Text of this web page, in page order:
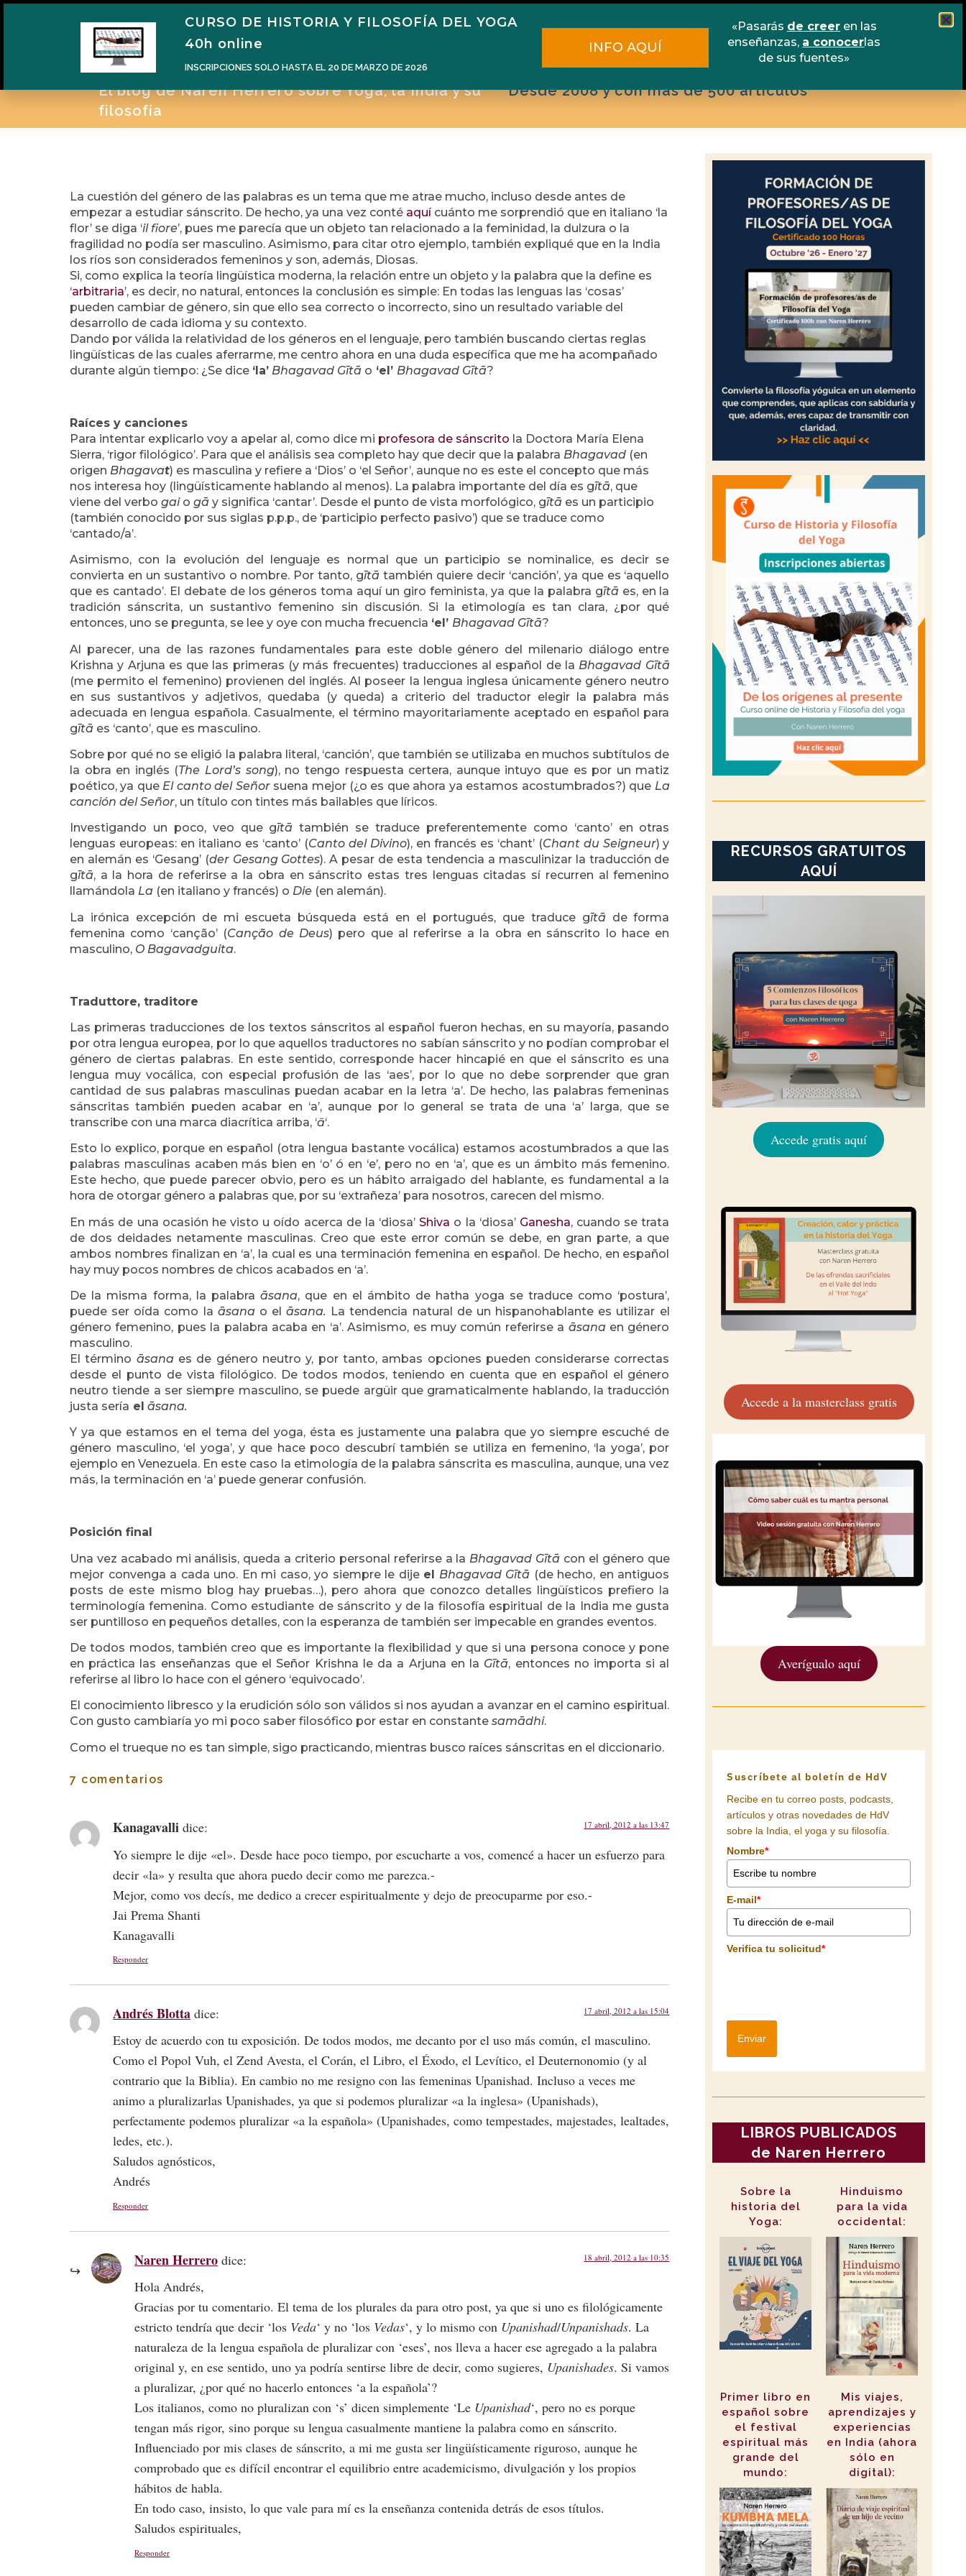
Home Narén Herrero Blog Libros Contacto
El blog de Naren Herrero sobre Yoga, la India y su
filosofía
Desde 2008 y con más de 500 artículos
La cuestión del género de las palabras es un tema que me atrae mucho, incluso desde antes de
empezar a estudiar sánscrito. De hecho, ya una vez conté aquícuánto me sorprendió que en italiano ‘la
flor’ se diga ‘il fiore’, pues me parecía que un objeto tan relacionado a la feminidad, la dulzura o la
fragilidad no podía ser masculino. Asimismo, para citar otro ejemplo, también expliqué que en la India
los ríos son considerados femeninos y son, además, Diosas.
Si, como explica la teoría lingüística moderna, la relación entre un objeto y la palabra que la define es
‘arbitraria’, es decir, no natural, entonces la conclusión es simple: En todas las lenguas las ‘cosas’
pueden cambiar de género, sin que ello sea correcto o incorrecto, sino un resultado variable del
desarrollo de cada idioma y su contexto.
Dando por válida la relatividad de los géneros en el lenguaje, pero también buscando ciertas reglas
lingüísticas de las cuales aferrarme, me centro ahora en una duda específica que me ha acompañado
durante algún tiempo: ¿Se dice ‘la’ Bhagavad Gītā o ‘el’ Bhagavad Gītā?
Raíces y canciones
Para intentar explicarlo voy a apelar al, como dice mi profesora de sánscrito la Doctora María Elena
Sierra, ‘rigor filológico’. Para que el análisis sea completo hay que decir que la palabra Bhagavad (en
origen Bhagavat) es masculina y refiere a ‘Dios’ o ‘el Señor’, aunque no es este el concepto que más
nos interesa hoy (lingüísticamente hablando al menos). La palabra importante del día es gītā, que
viene del verbo gai o gā y significa ‘cantar’. Desde el punto de vista morfológico, gītā es un participio
(también conocido por sus siglas p.p.p., de ‘participio perfecto pasivo’) que se traduce como
‘cantado/a’.
Asimismo, con la evolución del lenguaje es normal que un participio se nominalice, es decir se
convierta en un sustantivo o nombre. Por tanto, gītātambién quiere decir ‘canción’, ya que es ‘aquello
que es cantado’. El debate de los géneros toma aquí un giro feminista, ya que la palabra gītāes, en la
tradición sánscrita, un sustantivo femenino sin discusión. Si la etimología es tan clara, ¿por qué
entonces, uno se pregunta, se lee y oye con mucha frecuencia ‘el’ Bhagavad Gītā?
Al parecer, una de las razones fundamentales para este doble género del milenario diálogo entre
Krishna y Arjuna es que las primeras (y más frecuentes) traducciones al español de la Bhagavad Gītā
(me permito el femenino) provienen del inglés. Al poseer la lengua inglesa únicamente género neutro
en sus sustantivos y adjetivos, quedaba (y queda) a criterio del traductor elegir la palabra más
adecuada en lengua española. Casualmente, el término mayoritariamente aceptado en español para
gītā es ‘canto’, que es masculino.
Sobre por qué no se eligió la palabra literal, ‘canción’, que también se utilizaba en muchos subtítulos de
la obra en inglés (The Lord’s song), no tengo respuesta certera, aunque intuyo que es por un matiz
poético, ya que El canto del Señorsuena mejor (¿o es que ahora ya estamos acostumbrados?) que La
canción del Señor, un título con tintes más bailables que líricos.
Investigando un poco, veo que gītā también se traduce preferentemente como ‘canto’ en otras
lenguas europeas: en italiano es ‘canto’ (Canto del Divino), en francés es ‘chant’ (Chant du Seigneur) y
en alemán es ‘Gesang’ (der Gesang Gottes). A pesar de esta tendencia a masculinizar la traducción de
gītā, a la hora de referirse a la obra en sánscrito estas tres lenguas citadas sí recurren al femenino
llamándola La (en italiano y francés) o Die (en alemán).
La irónica excepción de mi escueta búsqueda está en el portugués, que traduce gītāde forma
femenina como ‘canção’ (Canção de Deus) pero que al referirse a la obra en sánscrito lo hace en
masculino, O Bagavadguita.
Traduttore, traditore
Las primeras traducciones de los textos sánscritos al español fueron hechas, en su mayoría, pasando
por otra lengua europea, por lo que aquellos traductores no sabían sánscrito y no podían comprobar el
género de ciertas palabras. En este sentido, corresponde hacer hincapié en que el sánscrito es una
lengua muy vocálica, con especial profusión de las ‘aes’, por lo que no debe sorprender que gran
cantidad de sus palabras masculinas puedan acabar en la letra ‘a’. De hecho, las palabras femeninas
sánscritas también pueden acabar en ‘a’, aunque por lo general se trata de una ‘a’ larga, que se
transcribe con una marca diacrítica arriba, ‘ā‘.
Esto lo explico, porque en español (otra lengua bastante vocálica) estamos acostumbrados a que las
palabras masculinas acaben más bien en ‘o’ ó en ‘e’, pero no en ‘a’, que es un ámbito más femenino.
Este hecho, que puede parecer obvio, pero es un hábito arraigado del hablante, es fundamental a la
hora de otorgar género a palabras que, por su ‘extrañeza’ para nosotros, carecen del mismo.
En más de una ocasión he visto u oído acerca de la ‘diosa’Shiva o la ‘diosa’ Ganesha, cuando se trata
de dos deidades netamente masculinas. Creo que este error común se debe, en gran parte, a que
ambos nombres finalizan en ‘a’, la cual es una terminación femenina en español. De hecho, en español
hay muy pocos nombres de chicos acabados en ‘a’.
De la misma forma, la palabraāsana, que en el ámbito de hatha yoga se traduce como ‘postura’,
puede ser oída como la āsanao elāsana. La tendencia natural de un hispanohablante es utilizar el
género femenino, pues la palabra acaba en ‘a’. Asimismo, es muy común referirse a āsana en género
masculino.
El término āsanaes de género neutro y, por tanto, ambas opciones pueden considerarse correctas
desde el punto de vista filológico. De todos modos, teniendo en cuenta que en español el género
neutro tiende a ser siempre masculino, se puede argüir que gramaticalmente hablando, la traducción
justa sería el āsana.
Y ya que estamos en el tema del yoga, ésta es justamente una palabra que yo siempre escuché de
género masculino, ‘el yoga’, y que hace poco descubrí también se utiliza en femenino, ‘la yoga’, por
ejemplo en Venezuela. En este caso la etimología de la palabra sánscrita es masculina, aunque, una vez
más, la terminación en ‘a’ puede generar confusión.
Posición final
Una vez acabado mi análisis, queda a criterio personal referirse a la Bhagavad Gītā con el género que
mejor convenga a cada uno. En mi caso, yo siempre le dije el Bhagavad Gītā (de hecho, en antiguos
posts de este mismo blog hay pruebas…), pero ahora que conozco detalles lingüísticos prefiero la
terminología femenina. Como estudiante de sánscrito y de la filosofía espiritual de la India me gusta
ser puntilloso en pequeños detalles, con la esperanza de también ser impecable en grandes eventos.
De todos modos, también creo que es importante la flexibilidad y que si una persona conoce y pone
en práctica las enseñanzas que el Señor Krishna le da a Arjuna en la Gītā, entonces no importa si al
referirse al libro lo hace con el género ‘equivocado’.
El conocimiento libresco y la erudición sólo son válidos si nos ayudan a avanzar en el camino espiritual.
Con gusto cambiaría yo mi poco saber filosófico por estar en constante samādhi.
Como el trueque no es tan simple, sigo practicando, mientras busco raíces sánscritas en el diccionario.
7 comentarios
Kanagavalli dice: 17 abril, 2012 a las 13:47
Yo siempre le dije «el». Desde hace poco tiempo, por escucharte a vos, comencé a hacer un esfuerzo para
decir «la» y resulta que ahora puedo decir como me parezca.-
Mejor, como vos decís, me dedico a crecer espiritualmente y dejo de preocuparme por eso.-
Jai Prema Shanti
Kanagavalli
Responder
Andrés Blotta dice: 17 abril, 2012 a las 15:04
Estoy de acuerdo con tu exposición. De todos modos, me decanto por el uso más común, el masculino.
Como el Popol Vuh, el Zend Avesta, el Corán, el Libro, el Éxodo, el Levítico, el Deuternonomio (y al
contrario que la Biblia). En cambio no me resigno con las femeninas Upanishad. Incluso a veces me
animo a pluralizarlas Upanishades, ya que si podemos pluralizar «a la inglesa» (Upanishads),
perfectamente podemos pluralizar «a la española» (Upanishades, como tempestades, majestades, lealtades,
ledes, etc.).
Saludos agnósticos,
Andrés
Responder
Naren Herrero dice: 18 abril, 2012 a las 10:35
Hola Andrés,
Gracias por tu comentario. El tema de los plurales da para otro post, ya que si uno es filológicamente
estricto tendría que decir ‘los Veda‘ y no ‘los Vedas‘, y lo mismo con Upanishad/Unpanishads. La
naturaleza de la lengua española de pluralizar con ‘eses’, nos lleva a hacer ese agregado a la palabra
original y, en ese sentido, uno ya podría sentirse libre de decir, como sugieres, Upanishades. Si vamos
a pluralizar, ¿por qué no hacerlo entonces ‘a la española’?
Los italianos, como no pluralizan con ‘s’ dicen simplemente ‘Le Upanishad‘, pero no es porque
tengan más rigor, sino porque su lengua casualmente mantiene la palabra como en sánscrito.
Influenciado por mis clases de sánscrito, a mi me gusta ser lingüísticamente riguroso, aunque he
comprobado que es difícil encontrar el equilibrio entre academicismo, divulgación y los propios
hábitos de habla.
En todo caso, insisto, lo que vale para mí es la enseñanza contenida detrás de esos títulos.
Saludos espirituales,
Responder
RECURSOS GRATUITOS
AQUÍ
Accede gratis aquí
Accede a la masterclass gratis
Averígualo aquí
Suscríbete al boletín de HdV
Recibe en tu correo posts, podcasts,
artículos y otras novedades de HdV
sobre la India, el yoga y su filosofía.
Nombre*
E-mail*
Verifica tu solicitud*
Enviar
LIBROS PUBLICADOS
de Naren Herrero
Sobre la
historia del
Yoga:
Hinduismo
para la vida
occidental:
Primer libro en
español sobre
el festival
espiritual más
grande del
mundo:
Mis viajes,
aprendizajes y
experiencias
en India (ahora
sólo en
digital):
CURSO DE HISTORIA Y FILOSOFÍA DEL YOGA
40h online
INSCRIPCIONES SOLO HASTA EL 20 DE MARZO DE 2026
INFO AQUÍ
«Pasarás de creeren las
enseñanzas, a conocerlas
de sus fuentes»